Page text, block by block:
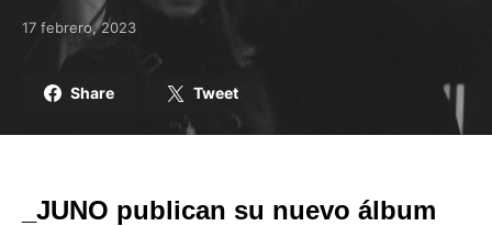
Posted on
17 febrero, 2023
Share Tweet
_JUNO publican su nuevo álbum